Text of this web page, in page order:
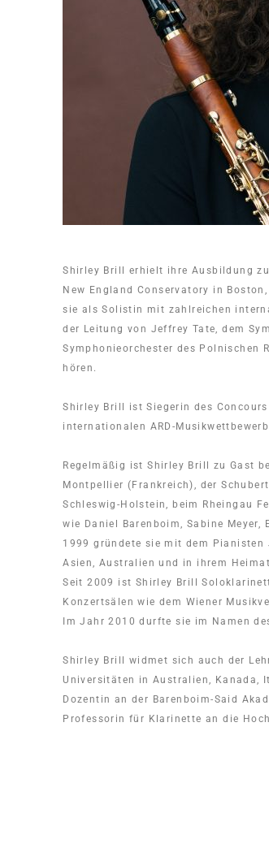
Shirley Brill erhielt ihre Ausbildung
New England Conservatory in
sie als Solistin mit zahlreichen
der Leitung von Jeffrey Tate, dem
Symphonieorchester des Polnischen
hören.
Shirley Brill ist Siegerin des
internationalen ARD-
Regelmäßig ist Shirley Brill zu Gast
Montpellier (Frankreich), der
Schleswig-Holstein, beim Rheingau
wie Daniel Barenboim, Sabine
1999 gründete sie mit dem Pianisten
Asien, Australien und in ihrem
Seit 2009 ist Shirley Brill
Konzertsälen wie dem Wiener
Im Jahr 2010 durfte sie im Namen
Shirley Brill widmet sich auch der
Universitäten in Australien, Kanada,
Dozentin an der Barenboim-Said
Professorin für Klarinette an die